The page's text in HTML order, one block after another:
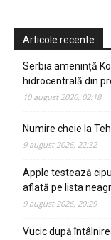
Articole recente
Serbia amenință
hidrocentrală din
10 august 2026, 02:18
Numire cheie la
9 august 2026, 22:32
Apple testează
aflată pe lista
9 august 2026, 20:29
Vucic după